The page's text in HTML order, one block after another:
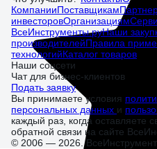
КомпанииПоставщикам
инвесторовОрганизациям
ВсеИнструменты.руНаши
производителейПравила
технологийКаталог товаров
Наши соцсети
Чат для бизнес-клиентов
Подать заявку
Вы принимаете условия
персональных данных и
каждый раз, когда
обратной связи на сайте
© 2006 — 2026.